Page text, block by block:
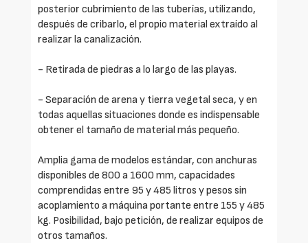
posterior cubrimiento de las tuberías, utilizando,
después de cribarlo, el propio material extraído al
realizar la canalización.
- Retirada de piedras a lo largo de las playas.
- Separación de arena y tierra vegetal seca, y en
todas aquellas situaciones donde es indispensable
obtener el tamaño de material más pequeño.
Amplia gama de modelos estándar, con anchuras
disponibles de 800 a 1600 mm, capacidades
comprendidas entre 95 y 485 litros y pesos sin
acoplamiento a máquina portante entre 155 y 485
kg. Posibilidad, bajo petición, de realizar equipos de
otros tamaños.